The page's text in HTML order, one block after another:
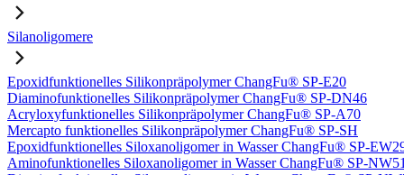
Silanoligomere
Epoxidfunktionelles Silikonpräpolymer ChangFu® SP-E20
Diaminofunktionelles Silikonpräpolymer ChangFu® SP-DN46
Acryloxyfunktionelles Silikonpräpolymer ChangFu® SP-A70
Mercapto funktionelles Silikonpräpolymer ChangFu® SP-SH
Epoxidfunktionelles Siloxanoligomer in Wasser ChangFu® SP-
Aminofunktionelles Siloxanoligomer in Wasser ChangFu® SP-